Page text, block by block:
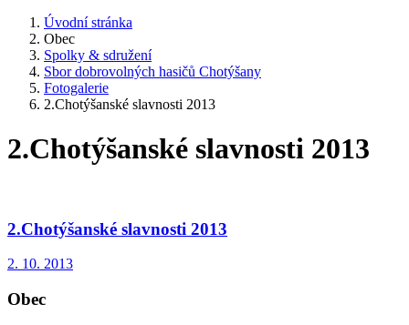
Úvodní stránka
Obec
Spolky & sdružení
Sbor dobrovolných hasičů Chotýšany
Fotogalerie
2.Chotýšanské slavnosti 2013
2.Chotýšanské slavnosti 2013
2.Chotýšanské slavnosti 2013
2. 10. 2013
Obec